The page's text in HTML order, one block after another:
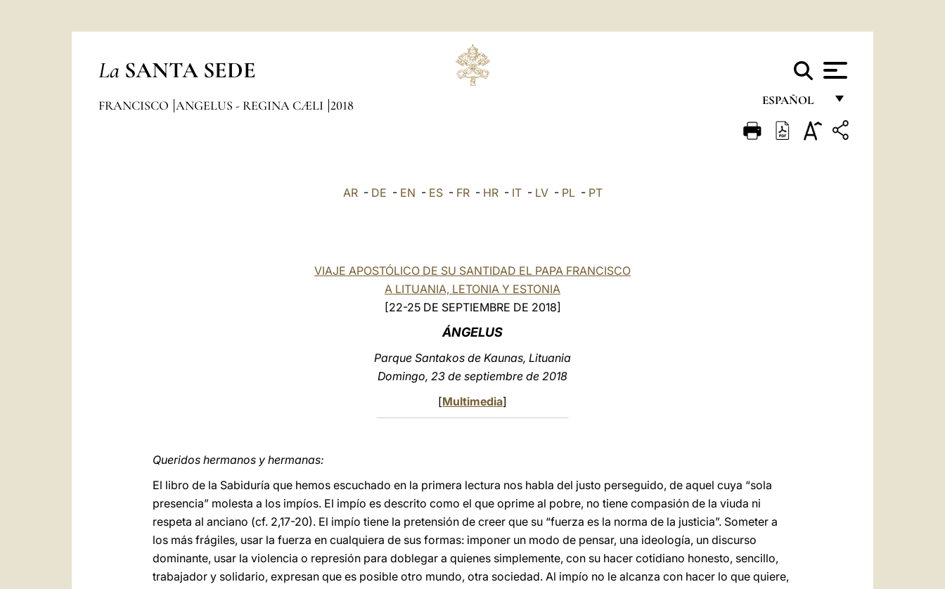
La SANTA SEDE
ESPAÑOL
FRANÇAIS
FRANCISCO ANGELUS - REGINA CÆLI 2018
AR- DE - EN - ES- FR- HR- IT- LV- PL- PT
VIAJE APOSTÓLICO DE SU SANTIDAD EL PAPA FRANCISCO
A LITUANIA, LETONIA Y ESTONIA
[22-25 DE SEPTIEMBRE DE 2018]
ÁNGELUS
Parque Santakos de Kaunas, Lituania
Domingo, 23 de septiembre de 2018
[Multimedia]
Queridos hermanos y hermanas:
El libro de la Sabiduría que hemos escuchado en la primera lectura nos habla del justo perseguido, de aquel cuya “sola
presencia” molesta a los impíos. El impío es descrito como el que oprime al pobre, no tiene compasión de la viuda ni
respeta al anciano (cf. 2,17-20). El impío tiene la pretensión de creer que su “fuerza es la norma de la justicia”. Someter a
los más frágiles, usar la fuerza en cualquiera de sus formas: imponer un modo de pensar, una ideología, un discurso
dominante, usar la violencia o represión para doblegar a quienes simplemente, con su hacer cotidiano honesto, sencillo,
trabajador y solidario, expresan que es posible otro mundo, otra sociedad. Al impío no le alcanza con hacer lo que quiere,